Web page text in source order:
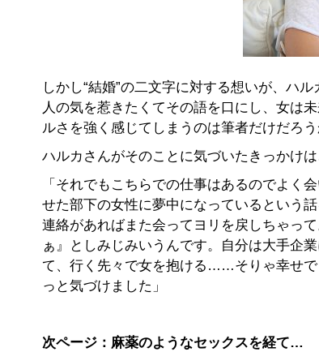
しかし“結婚”の二文字に対する想いが、ハ
人の気を惹きたくてその語を口にし、女は
ルさを強く感じてしまうのは筆者だけだろう
ハルカさんがそのことに気づいたきっかけ
「それでもこちらでの仕事はあるのでよく
せた部下の女性に夢中になっているという
連絡があればまた会ってヨリを戻しちゃっ
ぁ』としみじみいうんです。自分は大手企
て、行く先々で女を抱ける……そりゃ幸せ
っと気づけました」
次ページ：麻薬のようなセックスを経て…